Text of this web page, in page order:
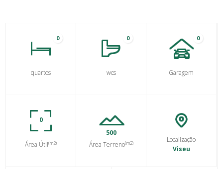
0
quartos
0
wcs
0
Garagem
0
Área Útil(m2)
500
Área Terreno(m2)
Localização
Viseu